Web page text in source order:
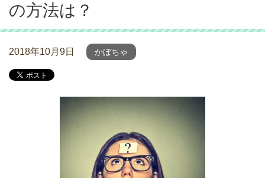
の方法は？
2018年10月9日 かぼちゃ